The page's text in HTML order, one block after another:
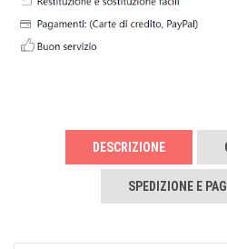
DESCRIZIONE
SPEDIZIONE E